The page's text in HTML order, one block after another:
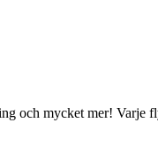
och mycket mer!